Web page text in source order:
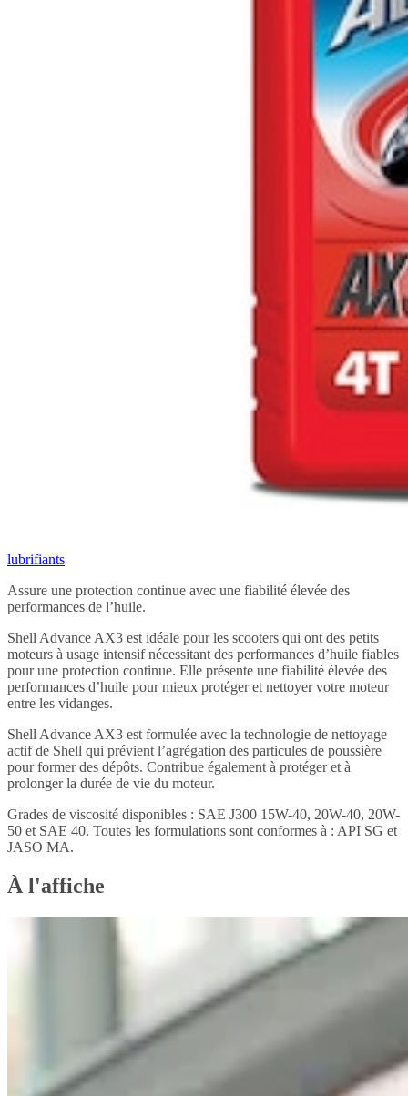
lubrifiants
Assure une protection continue avec une fiabilité élevée des
performances de l’huile.
Shell Advance AX3 est idéale pour les scooters qui ont des petits
moteurs à usage intensif nécessitant des performances d’huile fiables
pour une protection continue. Elle présente une fiabilité élevée des
performances d’huile pour mieux protéger et nettoyer votre moteur
entre les vidanges.
Shell Advance AX3 est formulée avec la technologie de nettoyage
actif de Shell qui prévient l’agrégation des particules de poussière
pour former des dépôts. Contribue également à protéger et à
prolonger la durée de vie du moteur.
Grades de viscosité disponibles : SAE J300 15W-40, 20W-40, 20W-
50 et SAE 40. Toutes les formulations sont conformes à : API SG et
JASO MA.
À l'affiche